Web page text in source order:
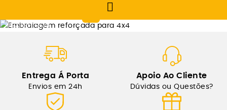

TRANSMISSÃO
XTREME OUTBACK
Entrega Á Porta
Envios em 24h
Apoio Ao Cliente
Dúvidas ou Questões?